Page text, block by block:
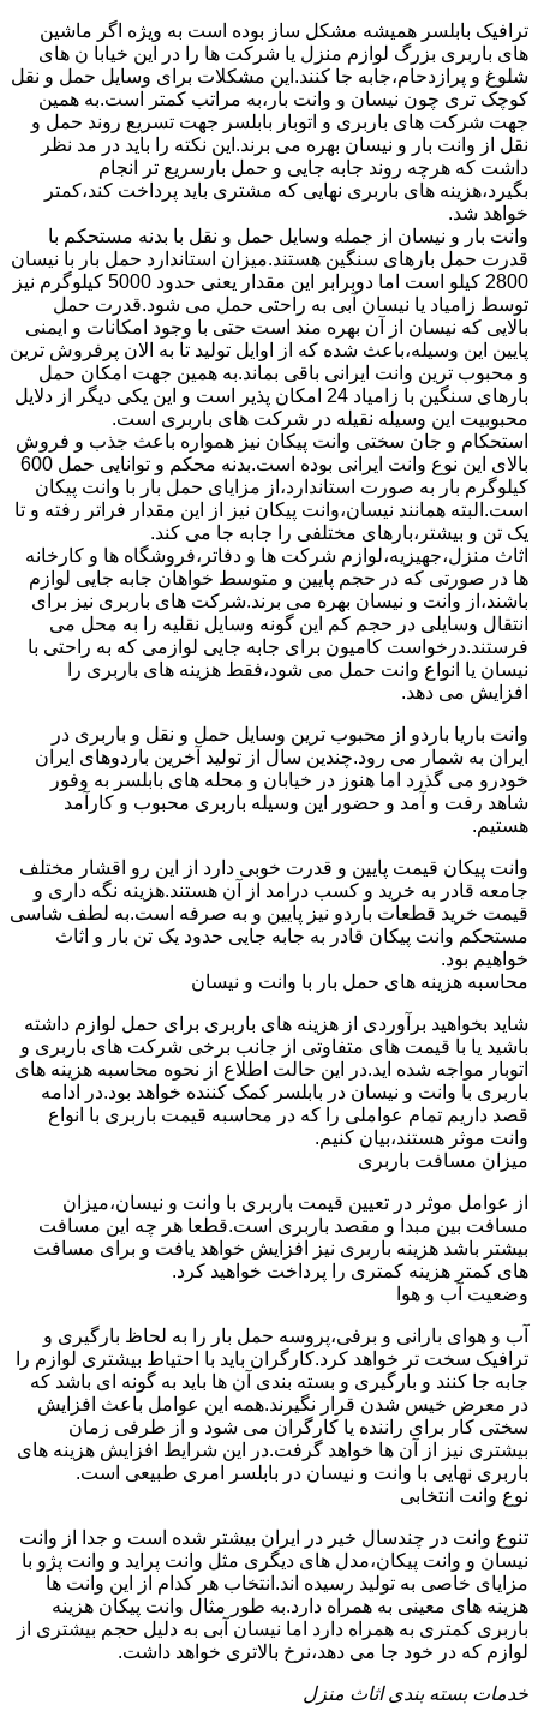
ترافیک بابلسر همیشه مشکل ساز بوده است به ویژه اگر ماشین
های باربری بزرگ لوازم منزل یا شرکت ها را در این خیابا ن های
شلوغ و پرازدحام،جابه جا کنند.این مشکلات برای وسایل حمل و نقل
کوچک تری چون نیسان و وانت بار،به مراتب کمتر است.به همین
جهت شرکت های باربری و اتوبار بابلسر جهت تسریع روند حمل و
نقل از وانت بار و نیسان بهره می برند.این نکته را باید در مد نظر
داشت که هرچه روند جابه جایی و حمل بارسریع تر انجام
بگیرد،هزینه های باربری نهایی که مشتری باید پرداخت کند،کمتر
خواهد شد.
وانت بار و نیسان از جمله وسایل حمل و نقل با بدنه مستحکم با
قدرت حمل بارهای سنگین هستند.میزان استاندارد حمل بار با نیسان
2800 کیلو است اما دوبرابر این مقدار یعنی حدود 5000 کیلوگرم نیز
توسط زامیاد یا نیسان آبی به راحتی حمل می شود.قدرت حمل
بالایی که نیسان از آن بهره مند است حتی با وجود امکانات و ایمنی
پایین این وسیله،باعث شده که از اوایل تولید تا به الان پرفروش ترین
و محبوب ترین وانت ایرانی باقی بماند.به همین جهت امکان حمل
بارهای سنگین با زامیاد 24 امکان پذیر است و این یکی دیگر از دلایل
محبوبیت این وسیله نقیله در شرکت های باربری است.
استحکام و جان سختی وانت پیکان نیز همواره باعث جذب و فروش
بالای این نوع وانت ایرانی بوده است.بدنه محکم و توانایی حمل 600
کیلوگرم بار به صورت استاندارد،از مزایای حمل بار با وانت پیکان
است.البته همانند نیسان،وانت پیکان نیز از این مقدار فراتر رفته و تا
یک تن و بیشتر،بارهای مختلفی را جابه جا می کند.
اثاث منزل،جهیزیه،لوازم شرکت ها و دفاتر،فروشگاه ها و کارخانه
ها در صورتی که در حجم پایین و متوسط خواهان جابه جایی لوازم
باشند،از وانت و نیسان بهره می برند.شرکت های باربری نیز برای
انتقال وسایلی در حجم کم این گونه وسایل نقلیه را به محل می
فرستند.درخواست کامیون برای جابه جایی لوازمی که به راحتی با
نیسان یا انواع وانت حمل می شود،فقط هزینه های باربری را
افزایش می دهد.
وانت باریا باردو از محبوب ترین وسایل حمل و نقل و باربری در
ایران به شمار می رود.چندین سال از تولید آخرین باردوهای ایران
خودرو می گذرد اما هنوز در خیابان و محله های بابلسر به وفور
شاهد رفت و آمد و حضور این وسیله باربری محبوب و کارآمد
هستیم.
وانت پیکان قیمت پایین و قدرت خوبی دارد از این رو اقشار مختلف
جامعه قادر به خرید و کسب درامد از آن هستند.هزینه نگه داری و
قیمت خرید قطعات باردو نیز پایین و به صرفه است.به لطف شاسی
مستحکم وانت پیکان قادر به جابه جایی حدود یک تن بار و اثاث
خواهیم بود.
محاسبه هزینه های حمل بار با وانت و نیسان
شاید بخواهید برآوردی از هزینه های باربری برای حمل لوازم داشته
باشید یا با قیمت های متفاوتی از جانب برخی شرکت های باربری و
اتوبار مواجه شده اید.در این حالت اطلاع از نحوه محاسبه هزینه های
باربری با وانت و نیسان در بابلسر کمک کننده خواهد بود.در ادامه
قصد داریم تمام عواملی را که در محاسبه قیمت باربری با انواع
وانت موثر هستند،بیان کنیم.
میزان مسافت باربری
از عوامل موثر در تعیین قیمت باربری با وانت و نیسان،میزان
مسافت بین مبدا و مقصد باربری است.قطعا هر چه این مسافت
بیشتر باشد هزینه باربری نیز افزایش خواهد یافت و برای مسافت
های کمتر هزینه کمتری را پرداخت خواهید کرد.
وضعیت آب و هوا
آب و هوای بارانی و برفی،پروسه حمل بار را به لحاظ بارگیری و
ترافیک سخت تر خواهد کرد.کارگران باید با احتیاط بیشتری لوازم را
جابه جا کنند و بارگیری و بسته بندی آن ها باید به گونه ای باشد که
در معرض خیس شدن قرار نگیرند.همه این عوامل باعث افزایش
سختی کار برای راننده یا کارگران می شود و از طرفی زمان
بیشتری نیز از آن ها خواهد گرفت.در این شرایط افزایش هزینه های
باربری نهایی با وانت و نیسان در بابلسر امری طبیعی است.
نوع وانت انتخابی
تنوع وانت در چندسال خیر در ایران بیشتر شده است و جدا از وانت
نیسان و وانت پیکان،مدل های دیگری مثل وانت پراید و وانت پژو با
مزایای خاصی به تولید رسیده اند.انتخاب هر کدام از این وانت ها
هزینه های معینی به همراه دارد.به طور مثال وانت پیکان هزینه
باربری کمتری به همراه دارد اما نیسان آبی به دلیل حجم بیشتری از
لوازم که در خود جا می دهد،نرخ بالاتری خواهد داشت.
خدمات بسته بندی اثاث منزل